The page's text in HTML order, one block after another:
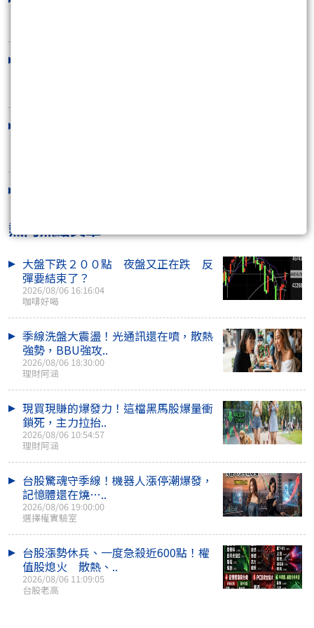
熱門焦點文章
大盤下跌２００點 夜盤又正在跌 反
彈要結束了？
2026/08/06 16:16:04
咖啡好喝
季線洗盤大震盪！光通訊還在噴，散熱
強勢，BBU強攻..
2026/08/06 18:30:00
理財阿涵
現買現賺的爆發力！這檔黑馬股爆量衝
鎖死，主力拉抬..
2026/08/06 10:54:57
理財阿涵
台股驚魂守季線！機器人漲停潮爆發，
記憶體還在燒…..
2026/08/06 19:00:00
選擇權實驗室
台股漲勢休兵、一度急殺近600點！權
值股熄火 散熱、..
2026/08/06 11:09:05
台股老高